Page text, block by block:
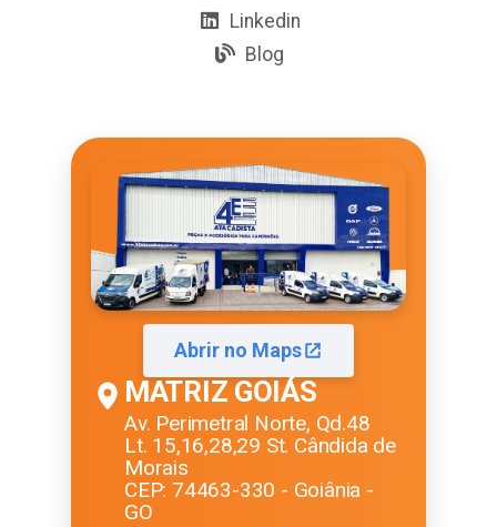
Linkedin
Blog
Abrir no Maps
MATRIZ GOIÁS
Av. Perimetral Norte, Qd.48
Lt. 15,16,28,29 St. Cândida de
Morais
CEP: 74463-330 - Goiânia -
GO